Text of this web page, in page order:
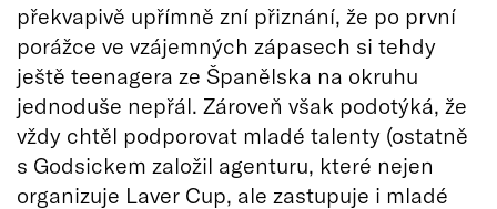
překvapivě upřímně zní přiznání, že po první
porážce ve vzájemných zápasech si tehdy
ještě teenagera ze Španělska na okruhu
jednoduše nepřál. Zároveň však podotýká, že
vždy chtěl podporovat mladé talenty (ostatně
s Godsickem založil agenturu, které nejen
organizuje Laver Cup, ale zastupuje i mladé